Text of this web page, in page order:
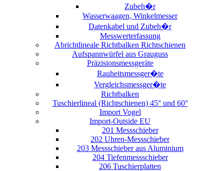
Zubeh�r
Wasserwaagen, Winkelmesser
Datenkabel und Zubeh�r
Messwerterfassung
Abrichtlineale Richtbalken Richtschienen
Aufspannwürfel aus Grauguss
Präzisionsmessgeräte
Rauheitsmessger�te
Vergleichsmessger�te
Richtbalken
Tuschierlineal (Richtschienen) 45° und 60°
Import Vogel
Import-Outside EU
201 Messschieber
202 Uhren-Messschieber
203 Messschieber aus Aluminium
204 Tiefenmessschieber
206 Tuschierplatten